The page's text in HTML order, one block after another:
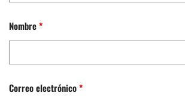
Nombre*
Correo electrónico*